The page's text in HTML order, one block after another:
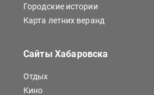
Городские истории
Карта летних веранд
Сайты Хабаровска
Отдых
Кино